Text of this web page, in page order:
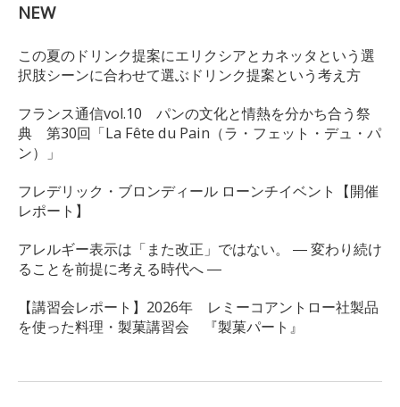
NEW
この夏のドリンク提案にエリクシアとカネッタという選
択肢シーンに合わせて選ぶドリンク提案という考え方
フランス通信vol.10 パンの文化と情熱を分かち合う祭
典 第30回「La Fête du Pain（ラ・フェット・デュ・パ
ン）」
フレデリック・ブロンディール ローンチイベント【開催
レポート】
アレルギー表示は「また改正」ではない。 ― 変わり続け
ることを前提に考える時代へ ―
【講習会レポート】2026年 レミーコアントロー社製品
を使った料理・製菓講習会 『製菓パート』